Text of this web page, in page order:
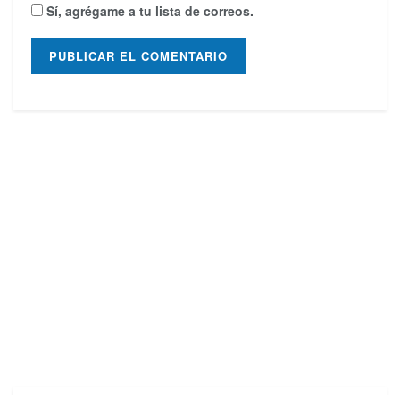
Sí, agrégame a tu lista de correos.